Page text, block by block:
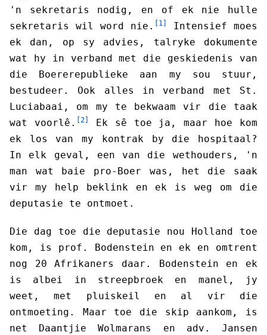
'n sekretaris nodig, en of ek nie hulle
sekretaris wil word nie.
[1]
Intensief moes
ek dan, op sy advies, talryke dokumente
wat hy in verband met die geskiedenis van
die Boererepublieke aan my sou stuur,
bestudeer. Ook alles in verband met St.
Luciabaai, om my te bekwaam vir die taak
wat voorlê.
[2]
Ek sê toe ja, maar hoe kom
ek los van my kontrak by die hospitaal?
In elk geval, een van die wethouders, 'n
man wat baie pro-Boer was, het die saak
vir my help beklink en ek is weg om die
deputasie te ontmoet.
Die dag toe die deputasie nou Holland toe
kom, is prof. Bodenstein en ek en omtrent
nog 20 Afrikaners daar. Bodenstein en ek
is albei in streepbroek en manel, jy
weet, met pluiskeil en al vir die
ontmoeting. Maar toe die skip aankom, is
net Daantjie Wolmarans en adv. Jansen